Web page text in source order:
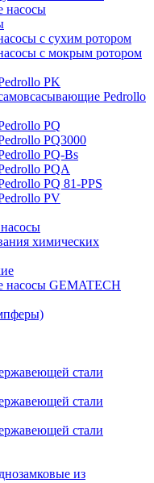
насосы
с сухим ротором
с мокрым ротором
PK
Pedrollo
PQ
PQ3000
PQ-Bs
PQA
PQ 81-PPS
PV
химических
насосы GEMATECH
стали
стали
стали
из